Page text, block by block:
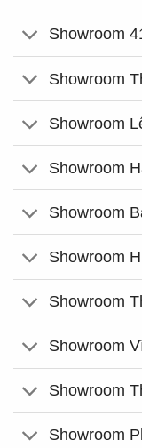
Showroom
Showroom
Showroom
Showroom
Showroom
Showroom
Showroom
Showroom
Showroom
Showroom